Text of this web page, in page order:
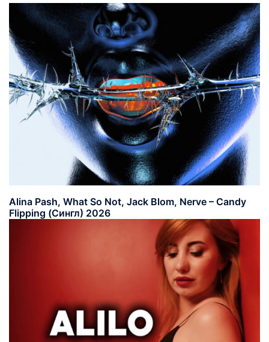
Alina Pash, What So Not, Jack Blom, Nerve – Candy
Flipping (Сингл) 2026